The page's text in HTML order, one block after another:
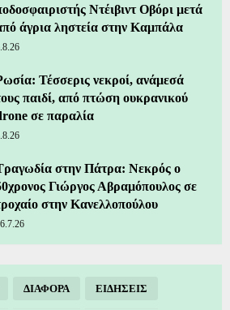
Ντέιβιντ Οβόρι μετά
άγρια ληστεία στην Καμπάλα
Τέσσερις νεκροί, ανάμεσά
παιδί, από πτώση ουκρανικού
σε παραλία
στην Πάτρα: Νεκρός ο
Γιώργος Αβραμόπουλος σε
στην Κανελλοπούλου
ΔΙΑΦΟΡΑ ΕΙΔΗΣΕΙΣ